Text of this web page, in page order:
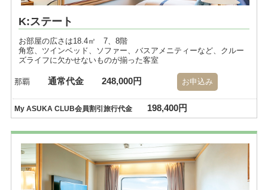
K:ステート
お部屋の広さは18.4㎡ 7、8階
角窓、ツインベッド、ソファー、バスアメニティーなど、クルー
ズライフに欠かせないものが揃った客室
那覇 通常代金 248,000円 お申込み
My ASUKA CLUB会員割引旅行代金 198,400円